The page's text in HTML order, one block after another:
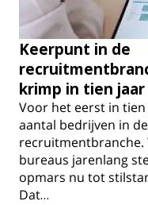
Keerpunt in de
krimp in tien jaar
Voor het eerst in
aantal bedrijven in
recruitmentbranche.
bureaus jarenlang
opmars nu tot
Dat…